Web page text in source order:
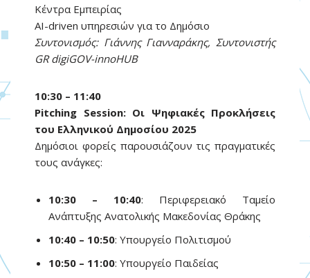
Κέντρα Εμπειρίας
AI-driven υπηρεσιών για το Δημόσιο
Συντονισμός: Γιάννης Γιανναράκης, Συντονιστής
GR digiGOV-innoHUB
10:30 – 11:40
Pitching Session: Οι Ψηφιακές Προκλήσεις
του Ελληνικού Δημοσίου 2025
Δημόσιοι φορείς παρουσιάζουν τις πραγματικές
τους ανάγκες:
10:30 – 10:40: Περιφερειακό Ταμείο
Ανάπτυξης Ανατολικής Μακεδονίας Θράκης
10:40 – 10:50: Υπουργείο Πολιτισμού
10:50 – 11:00: Υπουργείο Παιδείας